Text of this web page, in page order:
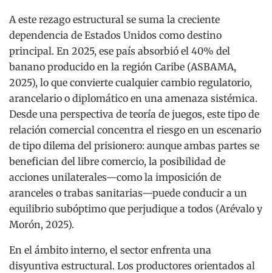
A este rezago estructural se suma la creciente
dependencia de Estados Unidos como destino
principal. En 2025, ese país absorbió el 40% del
banano producido en la región Caribe (ASBAMA,
2025), lo que convierte cualquier cambio regulatorio,
arancelario o diplomático en una amenaza sistémica.
Desde una perspectiva de teoría de juegos, este tipo de
relación comercial concentra el riesgo en un escenario
de tipo dilema del prisionero: aunque ambas partes se
benefician del libre comercio, la posibilidad de
acciones unilaterales—como la imposición de
aranceles o trabas sanitarias—puede conducir a un
equilibrio subóptimo que perjudique a todos (Arévalo y
Morón, 2025).
En el ámbito interno, el sector enfrenta una
disyuntiva estructural. Los productores orientados al